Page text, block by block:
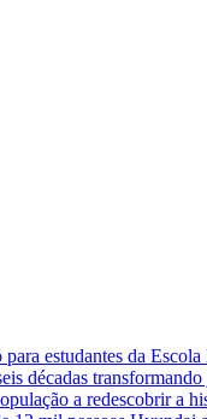
estudantes da
décadas
a redescobrir a